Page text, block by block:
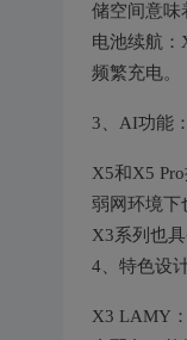
储空间意味
电池续航：
频繁充电。
3、AI功能：
X5和X5
弱网环境下
X3系列也
4、特色设
X3 LAMY